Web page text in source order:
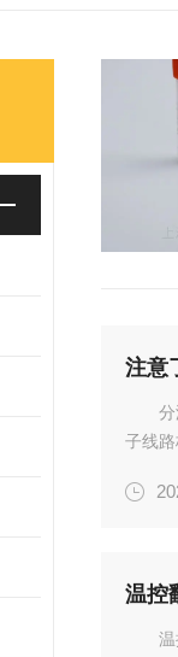
子线
动，
温控